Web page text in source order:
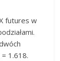
futures w
1.618.